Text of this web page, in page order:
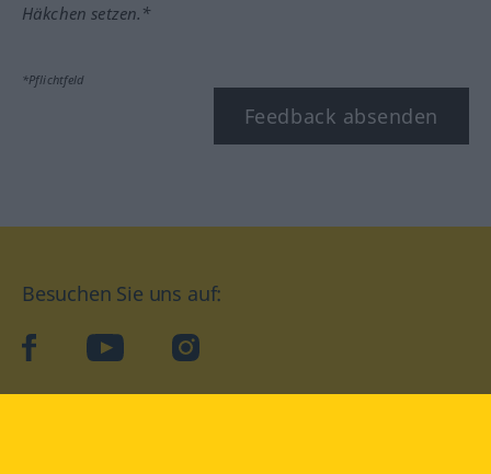
Häkchen setzen.*
*Pflichtfeld
Feedback absenden
Besuchen Sie uns auf:
facebookYouTube Instagram